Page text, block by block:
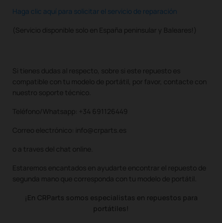
Haga clic aquí para solicitar el servicio de reparación
(Servicio disponible solo en España peninsular y Baleares!)
Si tienes dudas al respecto, sobre si este repuesto es
compatible con tu modelo de portátil, por favor, contacte con
nuestro soporte técnico.
Teléfono/Whatsapp: +34 691126449
Correo electrónico: info@crparts.es
o a traves del chat online.
Estaremos encantados en ayudarte encontrar el repuesto de
segunda mano que corresponda con tu modelo de portátil.
¡En CRParts somos especialistas en repuestos para
portátiles!